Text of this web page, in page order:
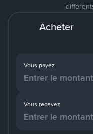
Acheter
Vous payez
Vous recevez